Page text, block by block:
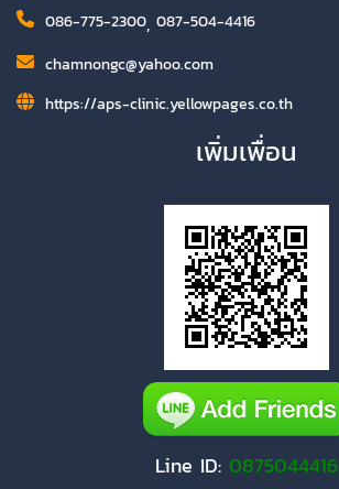
086-775-2300, 087-504-4416
chamnongc@yahoo.com
https://aps-clinic.yellowpages.co.th
เพิ่มเพื่อน
Line ID: 0875044416